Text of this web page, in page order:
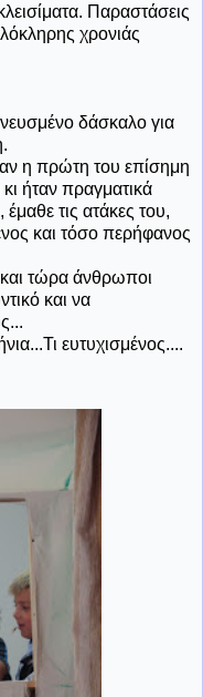
Παραστάσεις
χρονιάς
δάσκαλο για
η πρώτη του επίσημη
ήταν πραγματικά
τις ατάκες του,
και τόσο περήφανος
τώρα άνθρωποι
και να
ευτυχισμένος....